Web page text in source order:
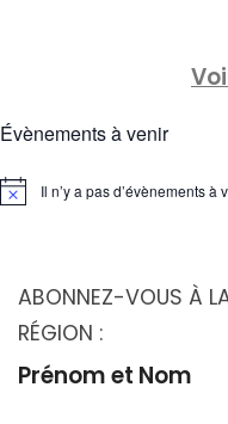
Évènements à venir
Notice Il n’y a pas d’évènements à
ABONNEZ-VOUS À
RÉGION :
Prénom et Nom